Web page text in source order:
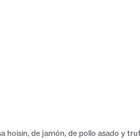
hoisin, de jamón, de pollo asado y